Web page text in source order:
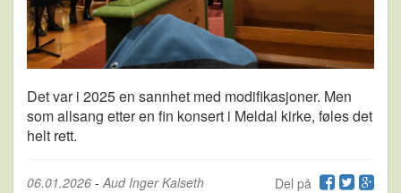
Det var i 2025 en sannhet med modifikasjoner. Men
som allsang etter en fin konsert i Meldal kirke, føles det
helt rett.
Del på
06.01.2026 - Aud Inger Kalseth